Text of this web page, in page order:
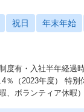
祝日 年末年始
度有・入社半年経過
％（2023年度） 特別
、ボランティア休暇）